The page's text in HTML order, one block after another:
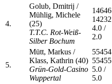
4.
Golub, Dmitrij /
Mühlig, Michele
(25)
T.T.C. Rot-Weiß-
Silber Bochum
14646
14232
4.0 /
2.0
5.
Mütt, Markus /
Klass, Kathrin (40)
Grün-Gold-Casino
Wuppertal
55454
55455
5.0 /
5.0